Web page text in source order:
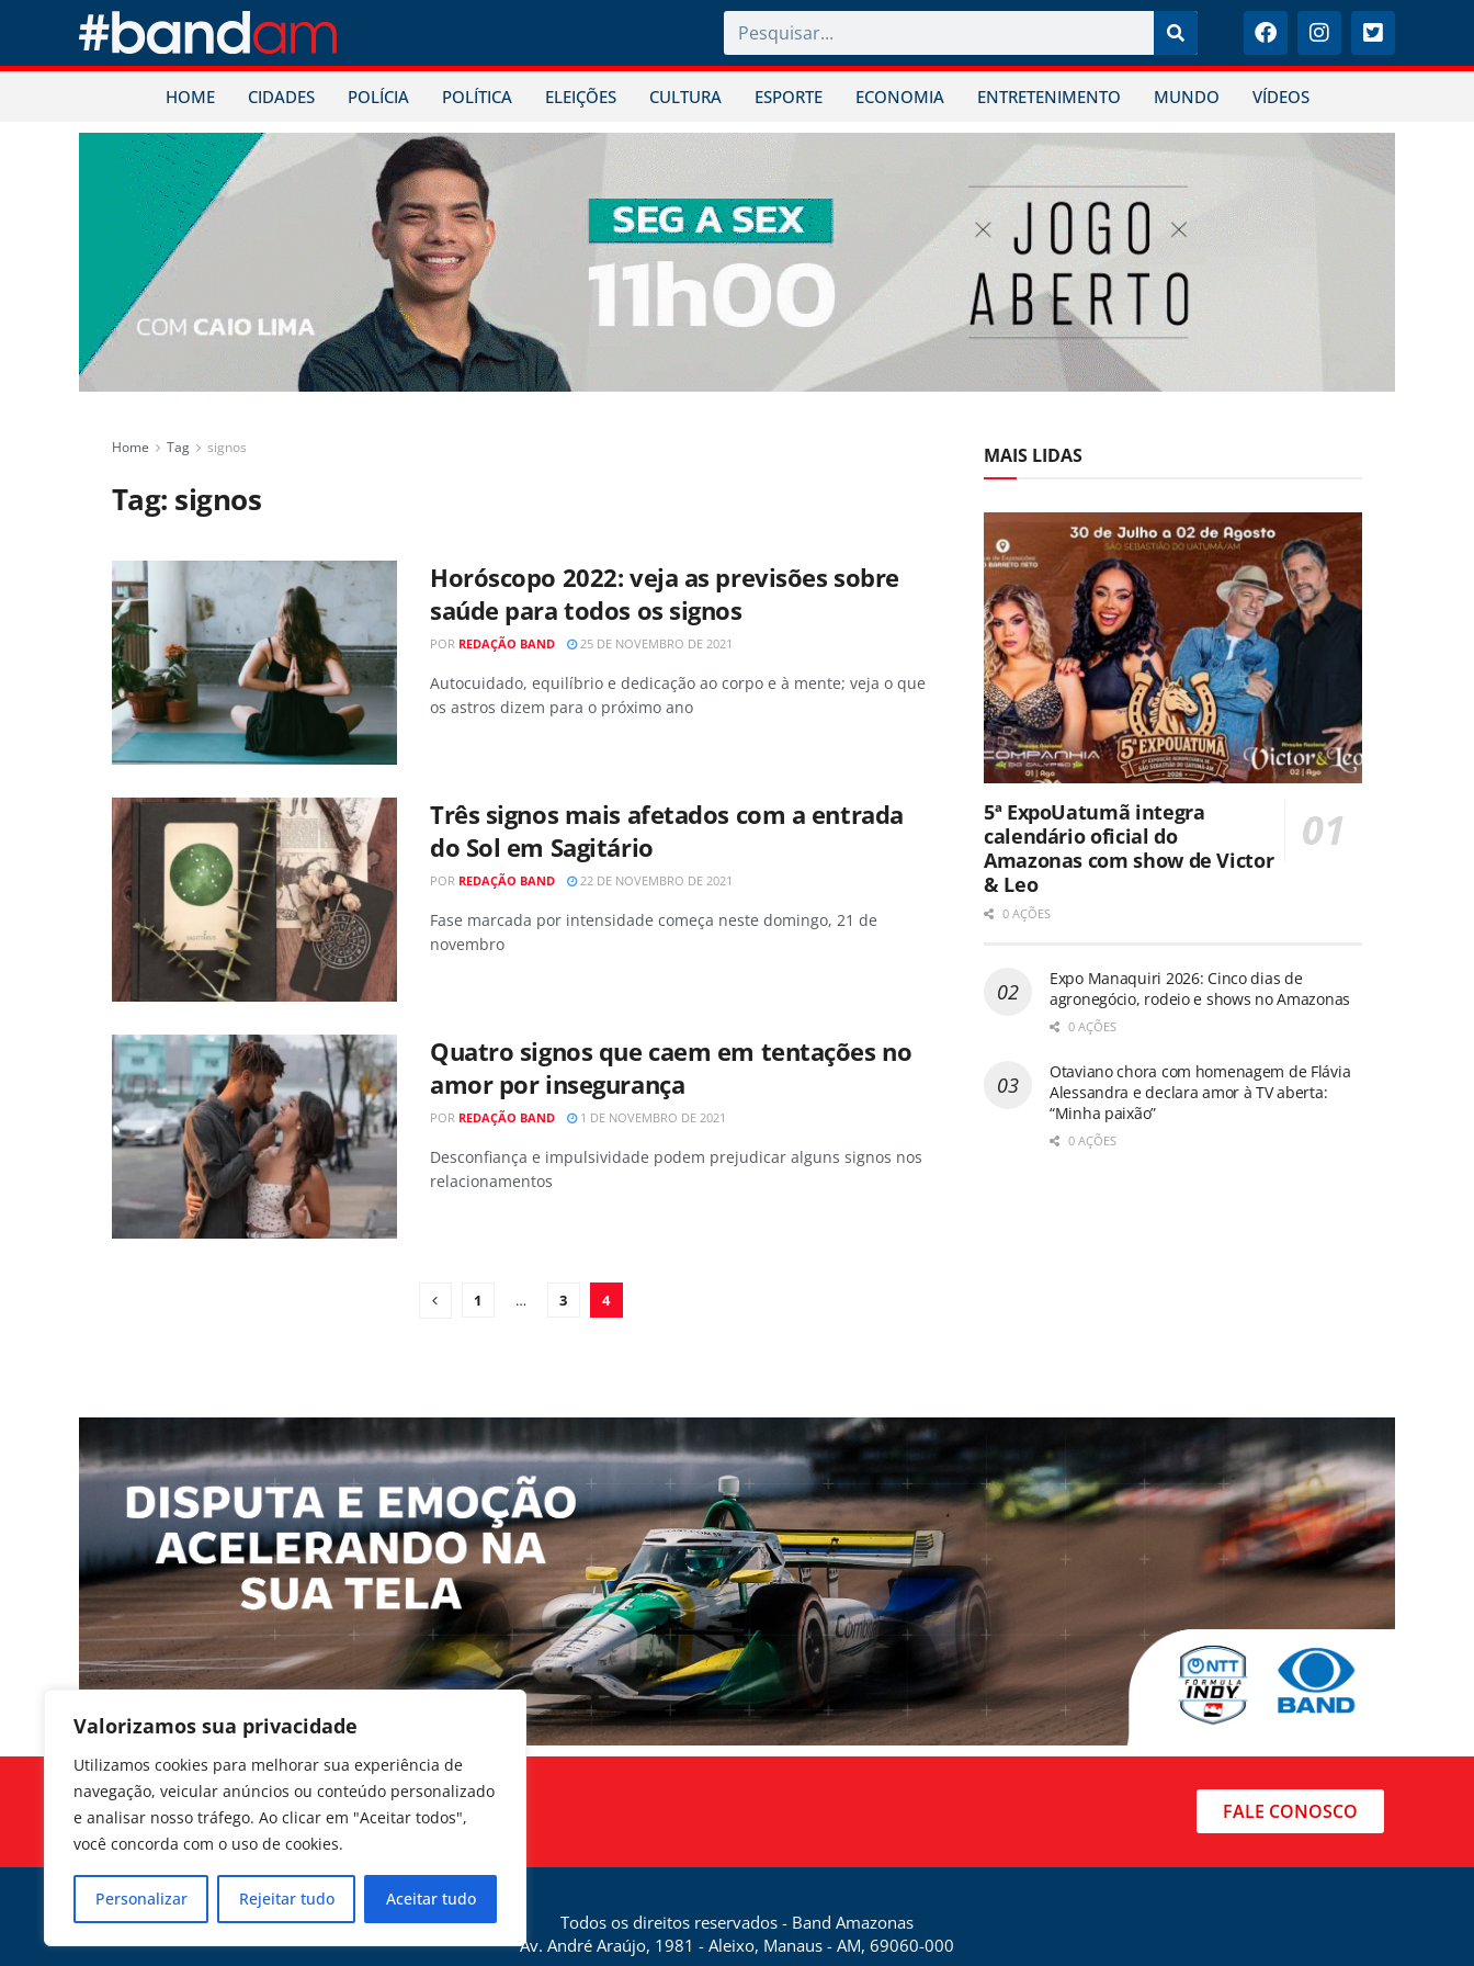
Valorizamos sua privacidade
Utilizamos cookies para melhorar sua experiência de
navegação, veicular anúncios ou conteúdo personalizado
e analisar nosso tráfego. Ao clicar em "Aceitar todos",
você concorda com o uso de cookies.
Personalizar Rejeitar tudo Aceitar tudo
HOME CIDADES POLÍCIA POLÍTICA ELEIÇÕES CULTURA ESPORTE ECONOMIA ENTRETENIMENTO MUNDO VÍDEOS
Home Tag signos
Tag: signos
Horóscopo 2022: veja as previsões sobre
saúde para todos os signos
POR REDAÇÃO BAND 25 DE NOVEMBRO DE 2021
Autocuidado, equilíbrio e dedicação ao corpo e à mente; veja o que
os astros dizem para o próximo ano
Três signos mais afetados com a entrada
do Sol em Sagitário
POR REDAÇÃO BAND 22 DE NOVEMBRO DE 2021
Fase marcada por intensidade começa neste domingo, 21 de
novembro
Quatro signos que caem em tentações no
amor por insegurança
POR REDAÇÃO BAND 1 DE NOVEMBRO DE 2021
Desconfiança e impulsividade podem prejudicar alguns signos nos
relacionamentos
1 … 3 4
MAIS LIDAS
5ª ExpoUatumã integra
calendário oficial do
Amazonas com show de Victor
& Leo
0 AÇÕES
Expo Manaquiri 2026: Cinco dias de
agronegócio, rodeio e shows no Amazonas
0 AÇÕES
Otaviano chora com homenagem de Flávia
Alessandra e declara amor à TV aberta:
“Minha paixão”
0 AÇÕES
Siga-nos FALE CONOSCO
Todos os direitos reservados - Band Amazonas
Av. André Araújo, 1981 - Aleixo, Manaus - AM, 69060-000